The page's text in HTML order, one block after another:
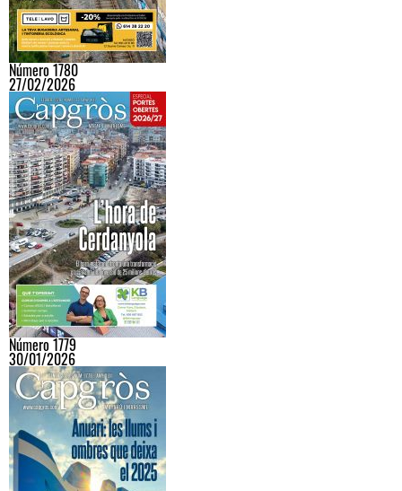
Número 1780
27/02/2026
Número 1779
30/01/2026